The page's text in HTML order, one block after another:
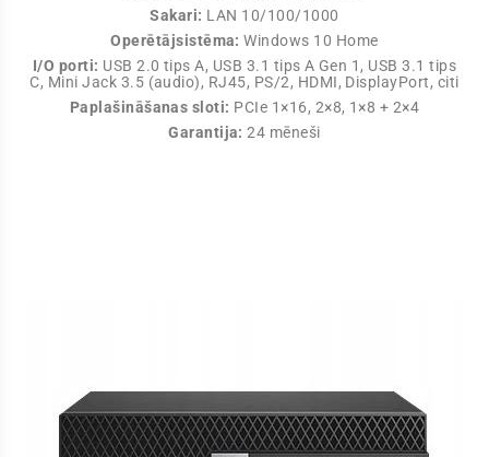
Sakari: LAN 10/100/1000
Operētājsistēma: Windows 10 Home
I/O porti: USB 2.0 tips A, USB 3.1 tips A Gen 1, USB 3.1 tips
C, Mini Jack 3.5 (audio), RJ45, PS/2, HDMI, DisplayPort, citi
Paplašināšanas sloti: PCIe 1×16, 2×8, 1×8 + 2×4
Garantija: 24 mēneši